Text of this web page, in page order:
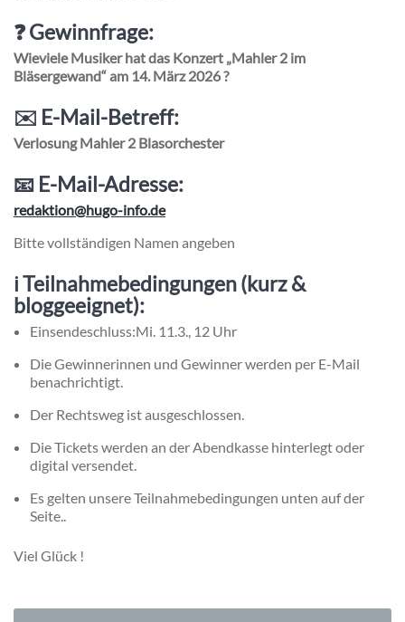
❓ Gewinnfrage:
Wieviele Musiker hat das Konzert „Mahler 2 im
Bläsergewand“ am 14. März 2026 ?
✉️ E-Mail-Betreff:
Verlosung Mahler 2 Blasorchester
📧 E-Mail-Adresse:
redaktion@hugo-info.de
Bitte vollständigen Namen angeben
ℹ️ Teilnahmebedingungen (kurz &
bloggeeignet):
Einsendeschluss:Mi. 11.3., 12 Uhr
Die Gewinnerinnen und Gewinner werden per E-Mail
benachrichtigt.
Der Rechtsweg ist ausgeschlossen.
Die Tickets werden an der Abendkasse hinterlegt oder
digital versendet.
Es gelten unsere Teilnahmebedingungen unten auf der
Seite..
Viel Glück !